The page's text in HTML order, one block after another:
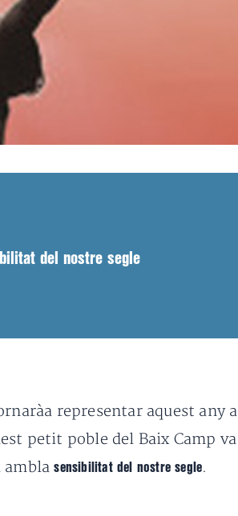
del nostre segle
representar aquest any a
petit poble del Baix Camp va
amblasensibilitat del nostre segle.